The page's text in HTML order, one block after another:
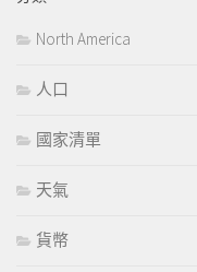
North America
人口
國家清單
天氣
貨幣